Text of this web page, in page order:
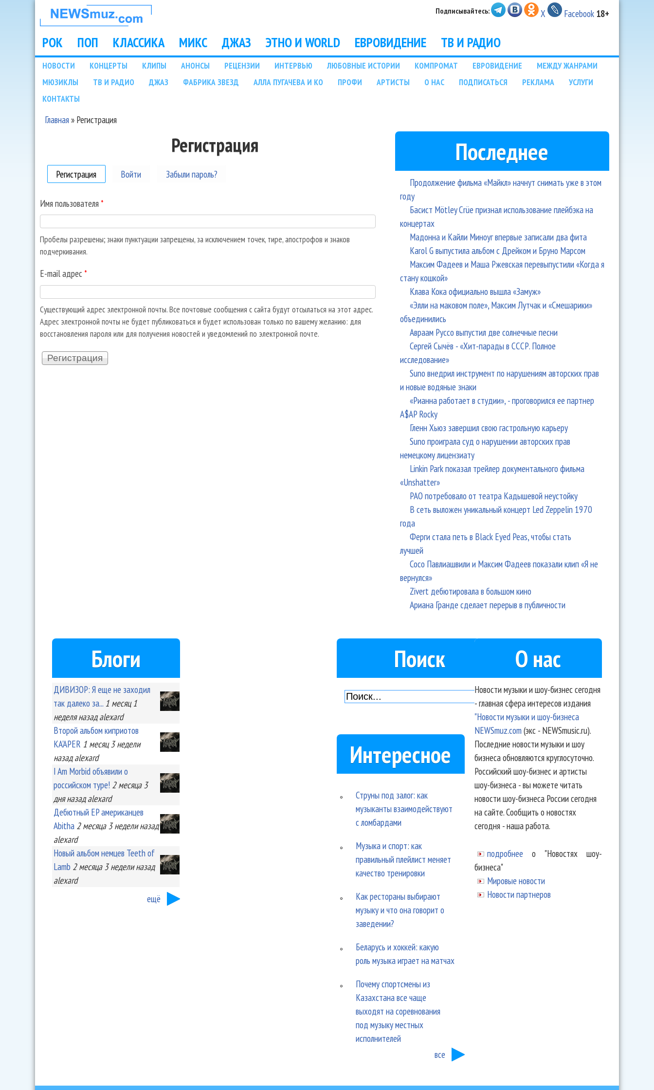
НОВОСТИ
МУЗЫКИ И
ШОУ БИЗНЕСА
NEWSMUZ.COM
Подписывайтесь: X Facebook 18+
Main menu
РОК ПОП КЛАССИКА МИКС ДЖАЗ ЭТНО И WORLD ЕВРОВИДЕНИЕ ТВ И РАДИО
Подразделы
НОВОСТИ КОНЦЕРТЫ КЛИПЫ АНОНСЫ РЕЦЕНЗИИ ИНТЕРВЬЮ ЛЮБОВНЫЕ ИСТОРИИ КОМПРОМАТ ЕВРОВИДЕНИЕ
МЕЖДУ ЖАНРАМИ
МЮЗИКЛЫ
ТВ И РАДИО ДЖАЗ ФАБРИКА ЗВЕЗД АЛЛА ПУГАЧЕВА И КО ПРОФИ АРТИСТЫ О НАС ПОДПИСАТЬСЯ РЕКЛАМА
УСЛУГИ
КОНТАКТЫ
Главная» Регистрация
Регистрация
Регистрация (активная вкладка)
Войти Забыли пароль?
Имя пользователя *
Пробелы разрешены; знаки пунктуации запрещены, за исключением точек, тире, апострофов и знаков
подчеркивания.
E-mail адрес *
Существующий адрес электронной почты. Все почтовые сообщения с сайта будут отсылаться на этот адрес.
Адрес электронной почты не будет публиковаться и будет использован только по вашему желанию: для
восстановления пароля или для получения новостей и уведомлений по электронной почте.
Последнее
Продолжение фильма «Майкл» начнут снимать уже в этом
году
Басист Mötley Crüe признал использование плейбэка на
концертах
Мадонна и Кайли Миноуг впервые записали два фита
Karol G выпустила альбом с Дрейком и Бруно Марсом
Максим Фадеев и Маша Ржевская перевыпустили «Когда я
стану кошкой»
Клава Кока официально вышла «Замуж»
«Элли на маковом поле», Максим Лутчак и «Смешарики»
объединились
Авраам Руссо выпустил две солнечные песни
Сергей Сычёв - «Хит-парады в СССР. Полное
исследование»
Suno внедрил инструмент по нарушениям авторских прав
и новые водяные знаки
«Рианна работает в студии», - проговорился ее партнер
A$AP Rocky
Гленн Хьюз завершил свою гастрольную карьеру
Suno проиграла суд о нарушении авторских прав
немецкому лицензиату
Linkin Park показал трейлер документального фильма
«Unshatter»
РАО потребовало от театра Кадышевой неустойку
В сеть выложен уникальный концерт Led Zeppelin 1970
года
Ферги стала петь в Black Eyed Peas, чтобы стать
лучшей
Сосо Павлиашвили и Максим Фадеев показали клип «Я не
вернулся»
Zivert дебютировала в большом кино
Ариана Гранде сделает перерыв в публичности
Блоги
ДИВИЗОР: Я еще не заходил
так далеко за... 1 месяц 1
неделяназад alexard
Второй альбом киприотов
KA'APER 1 месяц 3 недели
назад alexard
I Am Morbid объявили о
российском туре! 2 месяца 3
дняназад alexard
Дебютный EP американцев
Abitha 2 месяца 3 неделиназад
alexard
Новый альбом немцев Teeth of
Lamb 2 месяца 3 неделиназад
alexard
ещё
Поиск
Интересное
Струны под залог: как
музыканты взаимодействуют
с ломбардами
Музыка и спорт: как
правильный плейлист меняет
качество тренировки
Как рестораны выбирают
музыку и что она говорит о
заведении?
Беларусь и хоккей: какую
роль музыка играет на матчах
Почему спортсмены из
Казахстана все чаще
выходят на соревнования
под музыку местных
исполнителей
все
О нас
Новости музыки и шоу-бизнес сегодня
- главная сфера интересов издания
"Новости музыки и шоу-бизнеса
NEWSmuz.com(экс - NEWSmusic.ru).
Последние новости музыки и шоу
бизнеса обновляются круглосуточно.
Российский шоу-бизнес и артисты
шоу-бизнеса - вы можете читать
новости шоу-бизнеса России сегодня
на сайте. Сообщить о новостях
сегодня - наша работа.
подробнее о "Новостях шоу-
бизнеса"
Мировые новости
Новости партнеров